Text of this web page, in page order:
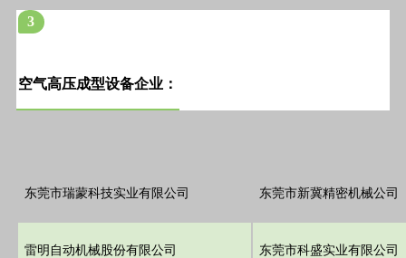
3
空气高压成型设备企业：
东莞市瑞蒙科技实业有限公司 东莞市新冀精密机械公司
雷明自动机械股份有限公司 东莞市科盛实业有限公司